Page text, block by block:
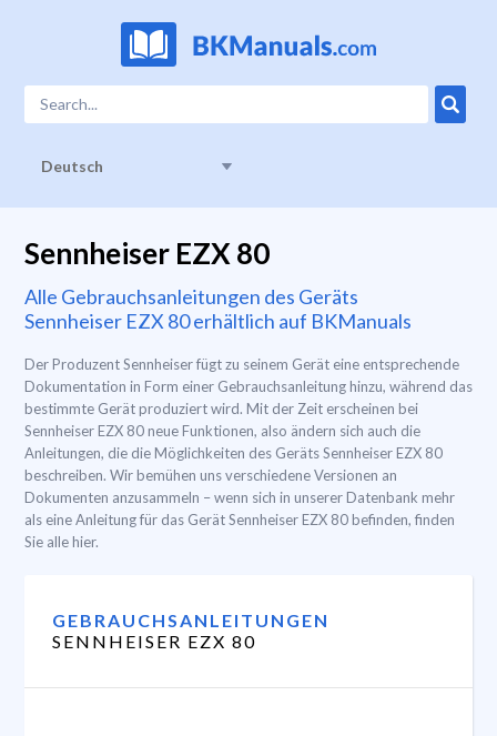
Deutsch
Sennheiser EZX 80
Alle Gebrauchsanleitungen des Geräts
Sennheiser EZX 80 erhältlich auf BKManuals
Der Produzent Sennheiser fügt zu seinem Gerät eine entsprechende
Dokumentation in Form einer Gebrauchsanleitung hinzu, während das
bestimmte Gerät produziert wird. Mit der Zeit erscheinen bei
Sennheiser EZX 80 neue Funktionen, also ändern sich auch die
Anleitungen, die die Möglichkeiten des Geräts Sennheiser EZX 80
beschreiben. Wir bemühen uns verschiedene Versionen an
Dokumenten anzusammeln – wenn sich in unserer Datenbank mehr
als eine Anleitung für das Gerät Sennheiser EZX 80 befinden, finden
Sie alle hier.
GEBRAUCHSANLEITUNGEN
SENNHEISER EZX 80